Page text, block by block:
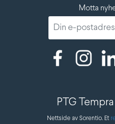
Motta
PTG
Nettside av Sorentio. Et